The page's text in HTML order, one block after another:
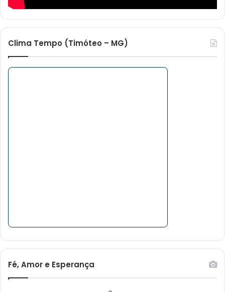
Clima Tempo (Timóteo – MG)
Fé, Amor e Esperança